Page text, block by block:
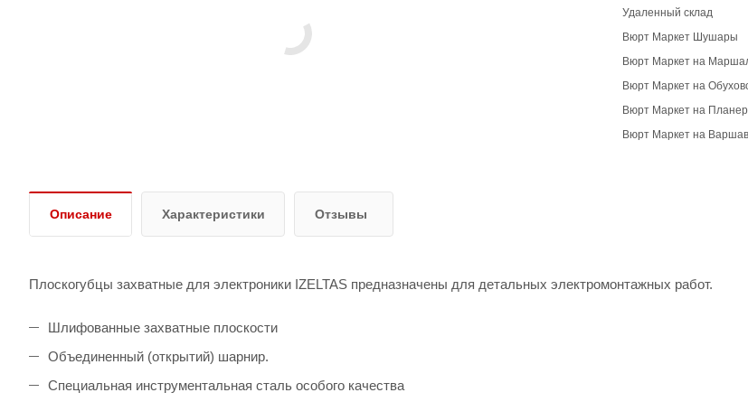
Удаленный склад
Вюрт Маркет Шушары
Вюрт Маркет на
Вюрт Маркет на
Вюрт Маркет на
Вюрт Маркет на
Описание Характеристики Отзывы
Плоскогубцы захватные для электроники IZELTAS предназначены для детальных электромонтажных работ.
Шлифованные захватные плоскости
Объединенный (открытий) шарнир.
Специальная инструментальная сталь особого качества